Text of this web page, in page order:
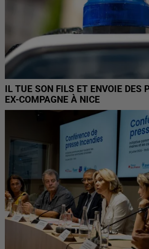
IL TUE SON FILS ET ENVOIE DES
EX-COMPAGNE À NICE